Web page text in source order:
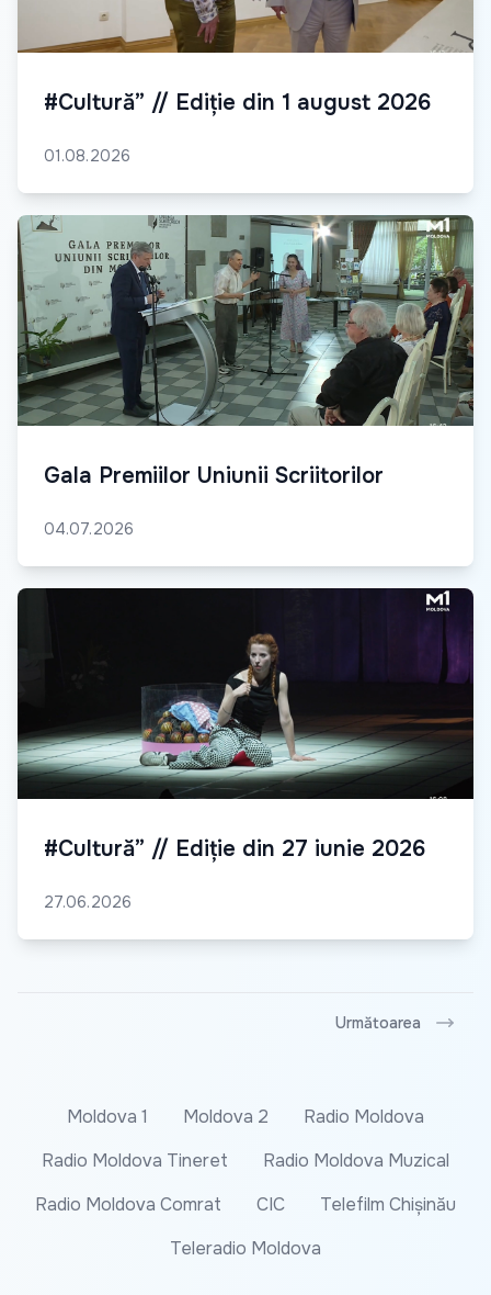
#Cultură” // Ediție din 1 august 2026
01.08.2026
Gala Premiilor Uniunii Scriitorilor
04.07.2026
#Cultură” // Ediție din 27 iunie 2026
27.06.2026
Următoarea
Moldova 1 Moldova 2
Radio Moldova
Radio Moldova Tineret
Radio Moldova Muzical
Radio Moldova Comrat
CIC
Telefilm Chișinău
Teleradio Moldova